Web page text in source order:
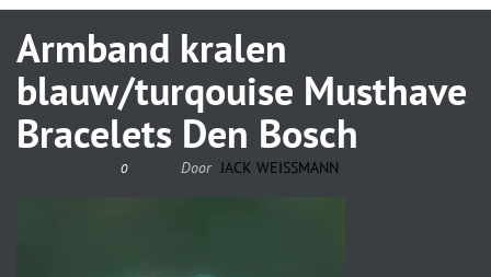
Armband kralen
blauw/turqouise Musthave
Bracelets Den Bosch
0 Door JACK WEISSMANN